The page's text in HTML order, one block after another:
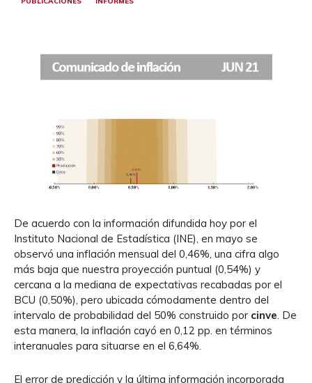
De acuerdo con la información difundida hoy por el
Instituto Nacional de Estadística (INE), en mayo se
observó una inflación mensual del 0,46%, una cifra algo
más baja que nuestra proyección puntual (0,54%) y
cercana a la mediana de expectativas recabadas por el
BCU (0,50%), pero ubicada cómodamente dentro del
intervalo de probabilidad del 50% construido por cinve. De
esta manera, la inflación cayó en 0,12 pp. en términos
interanuales para situarse en el 6,64%.
El error de predicción y la última información incorporada